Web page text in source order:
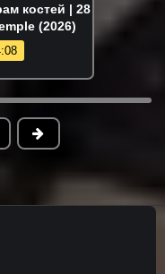
костей | 28
(2026)